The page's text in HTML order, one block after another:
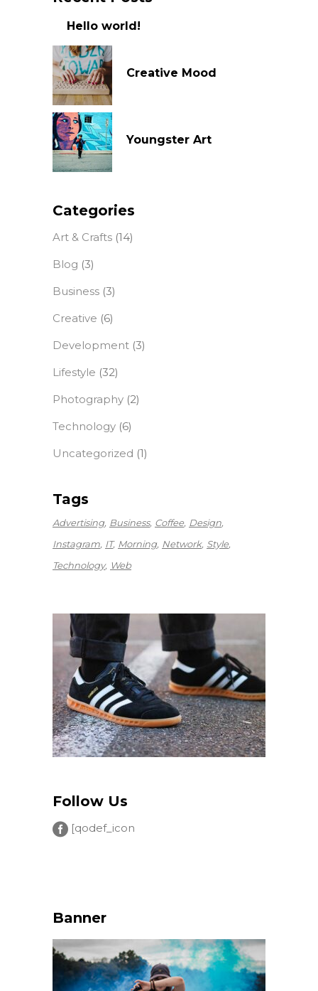
Hello world!
Creative Mood
Youngster Art
Categories
Art & Crafts (14)
Blog (3)
Business (3)
Creative (6)
Development (3)
Lifestyle (32)
Photography (2)
Technology (6)
Uncategorized (1)
Tags
Advertising Business Coffee Design
Instagram IT Morning Network Style
Technology Web
Follow Us
[qodef_icon
Banner